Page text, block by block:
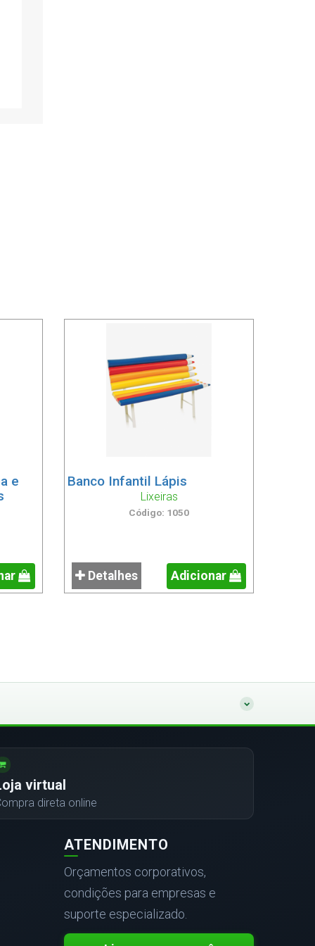
e
Banco Infantil Lápis
Lixeiras
Código: 1050
Detalhes Adicionar
virtual
direta online
ATENDIMENTO
Orçamentos corporativos,
condições para empresas e
suporte especializado.